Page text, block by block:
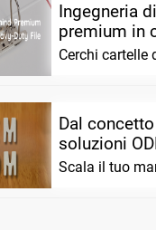
Ingegneria
premium in
pesanti...
Cerchi cartelle
Dal
soluzioni
per...
Scala il tuo